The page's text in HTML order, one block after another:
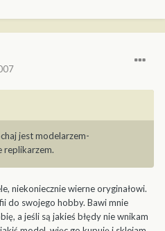
jest modelarzem-
replikarzem.
niekoniecznie wierne oryginałowi.
do swojego hobby. Bawi mnie
a jeśli są jakieś błędy nie wnikam